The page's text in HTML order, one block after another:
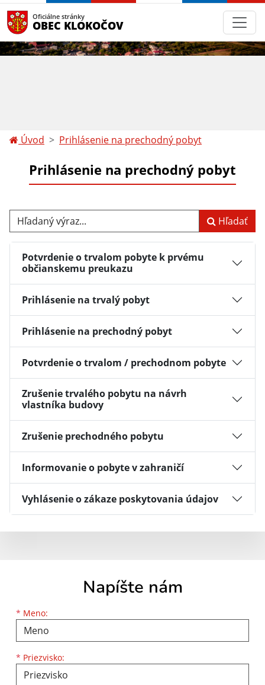
Oficiálne stránky
OBEC KLOKOČOV
Úvod Prihlásenie na prechodný pobyt
Prihlásenie na prechodný pobyt
Hľadaný výraz... Hľadať
Potvrdenie o trvalom pobyte k prvému
občianskemu preukazu
Prihlásenie na trvalý pobyt
Prihlásenie na prechodný pobyt
Potvrdenie o trvalom / prechodnom pobyte
Zrušenie trvalého pobytu na návrh
vlastníka budovy
Zrušenie prechodného pobytu
Informovanie o pobyte v zahraničí
Vyhlásenie o zákaze poskytovania údajov
Napíšte nám
* Meno:
Meno
* Priezvisko:
Priezvisko
E-mailová adresa